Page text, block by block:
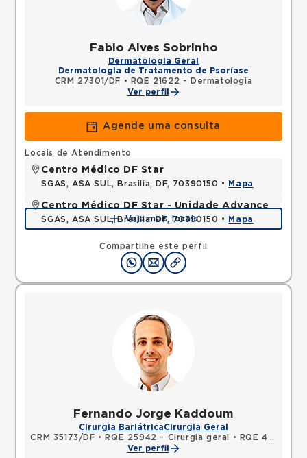
Fabio Alves Sobrinho
Dermatologia Geral
Dermatologia de Tratamento de Psoríase
CRM 27301/DF •
RQE 21622 - Dermatologia
Ver perfil
Agende uma consulta
Compartilhe este perfil
Locais de Atendimento
Centro Médico DF Star
SGAS, ASA SUL, Brasilia, DF, 70390150 • Mapa
Centro Médico DF Star - Unidade Advance
SGAS, ASA SUL, Brasilia, DF, 70390150 • Mapa
Veja mais locais
Fernando Jorge Kaddoum
Cirurgia BariátricaCirurgia Geral
CRM 35173/DF • RQE 25942 - Cirurgia geral •
RQE 43803 - Cirurgia geral
Ver perfil